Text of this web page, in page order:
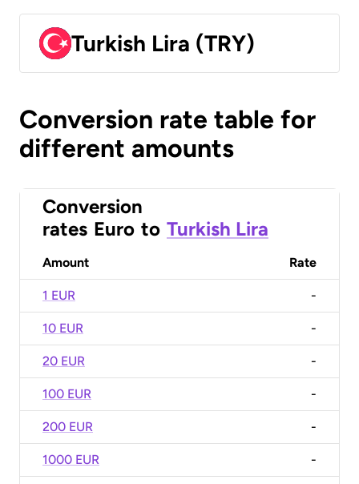
Turkish Lira (TRY)
Conversion rate table for
different amounts
Conversion
rates Euro to Turkish Lira
Amount Rate
1 EUR -
10 EUR -
20 EUR -
100 EUR -
200 EUR -
1000 EUR -